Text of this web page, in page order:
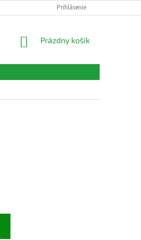
Prihlásenie
NÁKUPNÝ
Prázdny košík